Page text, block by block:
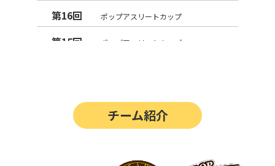
第16回 ポップアスリートカップ
第15回 ポップアスリートカップ
第12回 決勝戦の動画はこちらから
チーム紹介